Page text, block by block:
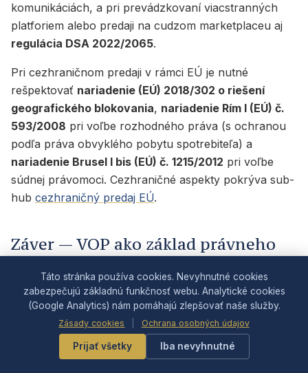
komunikáciách, a pri prevádzkovaní viacstranných
platforiem alebo predaji na cudzom marketplaceu aj
regulácia DSA 2022/2065.
Pri cezhraničnom predaji v rámci EÚ je nutné
rešpektovať nariadenie (EÚ) 2018/302 o riešení
geografického blokovania, nariadenie Rím I (EÚ) č.
593/2008 pri voľbe rozhodného práva (s ochranou
podľa práva obvyklého pobytu spotrebiteľa) a
nariadenie Brusel I bis (EÚ) č. 1215/2012 pri voľbe
súdnej právomoci. Cezhraničné aspekty pokrýva sub-
hub cezhraničný predaj EÚ.
Záver — VOP ako základ právneho
VOP sú pre slovenský e-shop v roku 2026kľúčovým
compliance dokumentom, ktorý plní funkciu nosiča
predzmluvných informácií, návrhu obsahu zmluvy a
operatívnej dokumentácie. Pri ich tvorbe a údržbe
Táto stránka používa cookies. Nevyhnutné cookies
zabezpečujú základnú funkčnosť webu. Analytické cookies
(Google Analytics) nám pomáhajú zlepšovať naše služby.
Zásady cookies Ochrana osobných údajov
Prijať všetky Iba nevyhnutné